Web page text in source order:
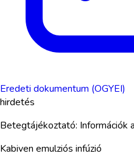
Eredeti dokumentum (OGYEI)
hirdetés
Betegtájékoztató: Információk
Kabiven emulziós infúzió